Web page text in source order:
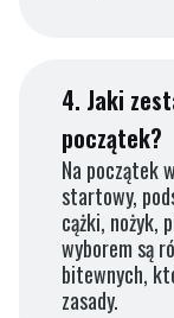
4. Jaki
początek?
Na początek
startowy,
cążki, nożyk,
wyborem są
bitewnych,
zasady.